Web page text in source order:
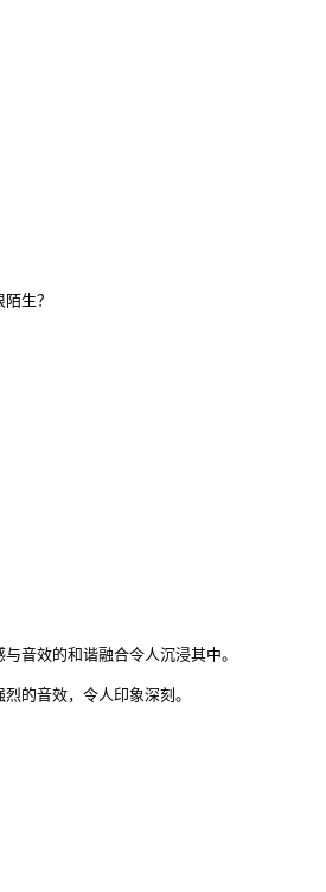
生？
与音效的和谐融合令人沉浸其中。
的音效，令人印象深刻。